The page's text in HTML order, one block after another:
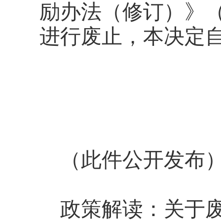
励办法（修订）》
进行废止，本决定
（此件公开发布
政策解读： 关于